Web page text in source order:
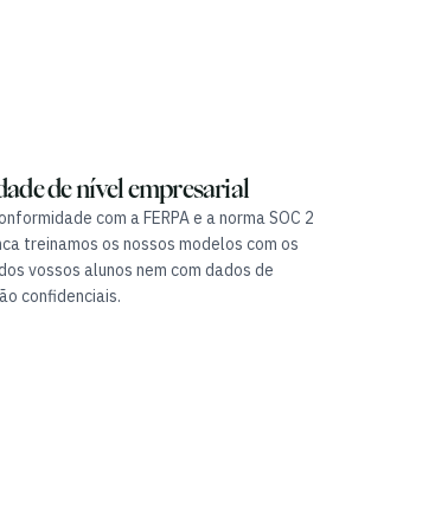
de nível empresarial
com a FERPA e a norma SOC 2
treinamos os nossos modelos com os
vossos alunos nem com dados de
confidenciais.